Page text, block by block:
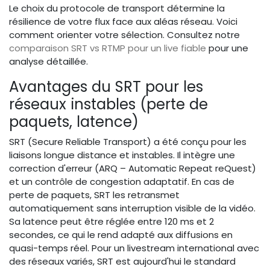
Le choix du protocole de transport détermine la
résilience de votre flux face aux aléas réseau. Voici
comment orienter votre sélection. Consultez notre
comparaison SRT vs RTMP pour un live fiable pour une
analyse détaillée.
Avantages du SRT pour les
réseaux instables (perte de
paquets, latence)
SRT (Secure Reliable Transport) a été conçu pour les
liaisons longue distance et instables. Il intègre une
correction d'erreur (ARQ – Automatic Repeat reQuest)
et un contrôle de congestion adaptatif. En cas de
perte de paquets, SRT les retransmet
automatiquement sans interruption visible de la vidéo.
Sa latence peut être réglée entre 120 ms et 2
secondes, ce qui le rend adapté aux diffusions en
quasi-temps réel. Pour un livestream international avec
des réseaux variés, SRT est aujourd'hui le standard